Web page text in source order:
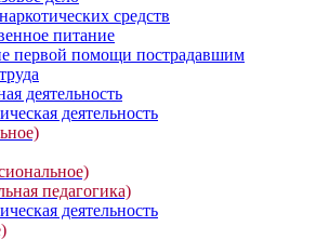
средств
питание
первой помощи пострадавшим
деятельность
деятельность
педагогика)
деятельность